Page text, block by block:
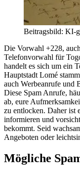
Beitragsbild: KI-
Die Vorwahl +228,
Telefonvorwahl für
handelt es sich um ein
Hauptstadt Lomé
auch Werbeanrufe und
Diese Spam Anrufe,
ab, eure
zu entlocken. Daher ist
informieren und
bekommt. Seid
Angeboten oder
Mögliche